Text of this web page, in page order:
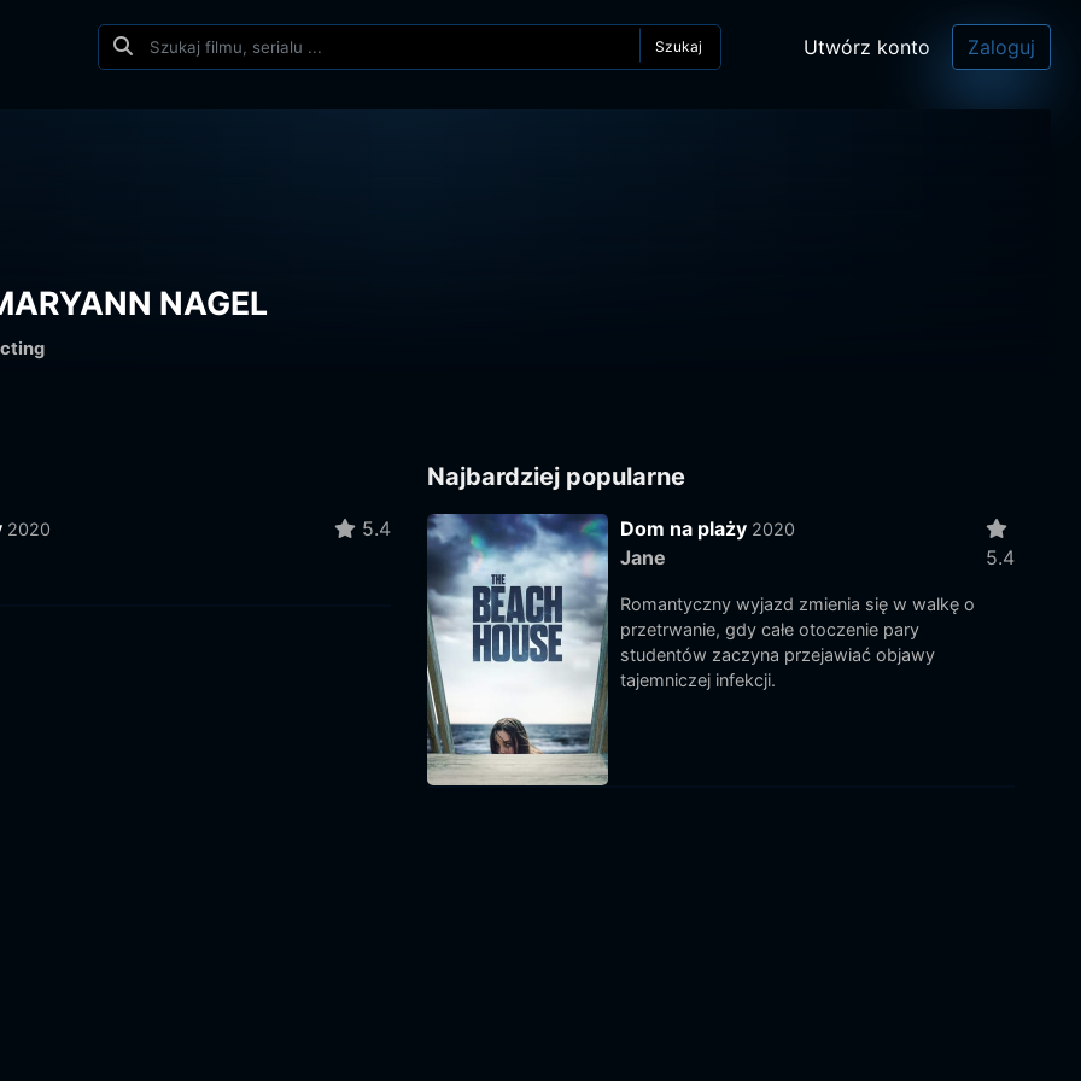
Szukaj Utwórz konto Zaloguj
NAGEL
2020 5.4
Najbardziej popularne
Dom na plaży 2020
Jane
Romantyczny wyjazd zmienia się w walkę o
przetrwanie, gdy całe otoczenie pary
studentów zaczyna przejawiać objawy
tajemniczej infekcji.
5.4